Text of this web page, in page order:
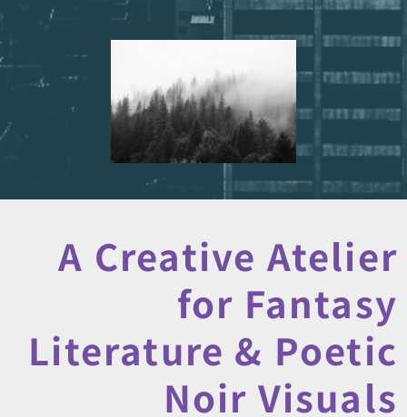
A Creative Atelier
for Fantasy
Literature & Poetic
Noir Visuals